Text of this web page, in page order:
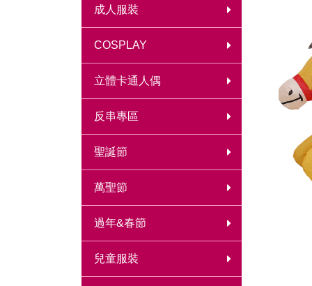
成人服裝
COSPLAY
立體卡通人偶
反串專區
聖誕節
萬聖節
過年&春節
兒童服裝